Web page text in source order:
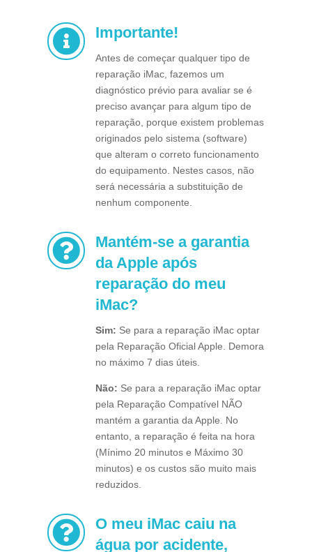
 Importante!
Antes de começar qualquer tipo de
reparação iMac, fazemos um
diagnóstico prévio para avaliar se é
preciso avançar para algum tipo de
reparação, porque existem problemas
originados pelo sistema (software)
que alteram o correto funcionamento
do equipamento. Nestes casos, não
será necessária a substituição de
nenhum componente.

Mantém-se a garantia
da Apple após
reparação do meu
iMac?
Sim: Se para a reparação iMac optar
pela Reparação Oficial Apple. Demora
no máximo 7 dias úteis.
Não: Se para a reparação iMac optar
pela Reparação Compatível NÃO
mantém a garantia da Apple. No
entanto, a reparação é feita na hora
(Mínimo 20 minutos e Máximo 30
minutos) e os custos são muito mais
reduzidos.

O meu iMac caiu na
água por acidente,